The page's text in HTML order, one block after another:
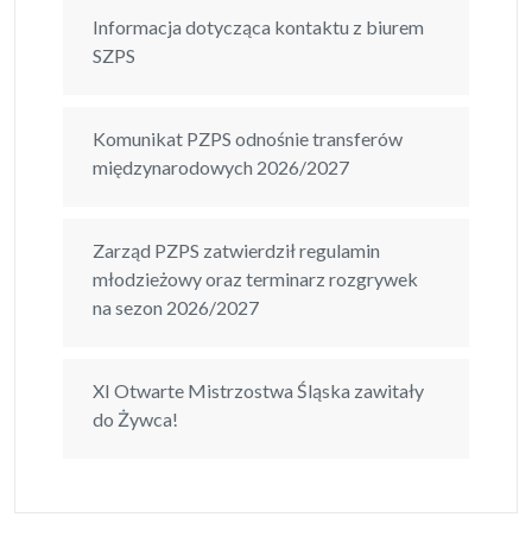
Informacja dotycząca kontaktu z biurem
SZPS
Komunikat PZPS odnośnie transferów
międzynarodowych 2026/2027
Zarząd PZPS zatwierdził regulamin
młodzieżowy oraz terminarz rozgrywek
na sezon 2026/2027
XI Otwarte Mistrzostwa Śląska zawitały
do Żywca!